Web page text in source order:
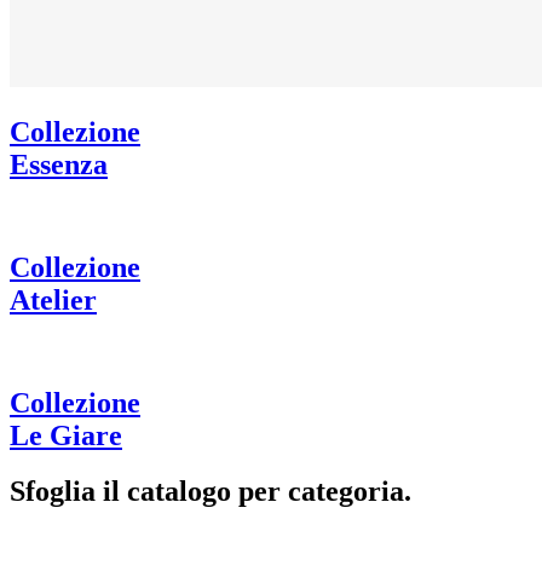
Collezione
Essenza
Collezione
Atelier
Collezione
Le Giare
Sfoglia il catalogo per categoria.